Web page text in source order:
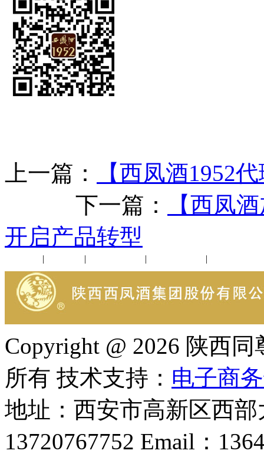
上一篇：
【西凤酒1952
下一篇：
【西凤
开启产品转型
| | | |
Copyright @ 2026 陕西
所有 技术支持： 电子商
地址：西安市高新区西
13720767752 Email：